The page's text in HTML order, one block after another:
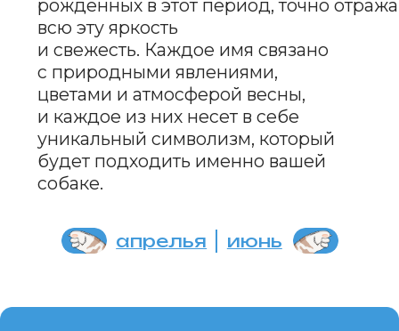
SOFT
SPRAY
ЕЖЕДНЕВНАЯ
ЗАЩИТА
ДЛЯ ВАШЕГО
ПИТОМЦА